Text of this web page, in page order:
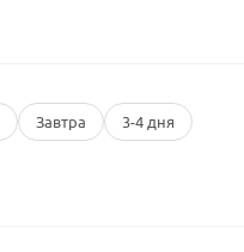
Завтра 3-4 дня